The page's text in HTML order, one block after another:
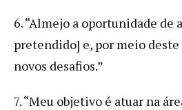
6. “Almejo a oportunidade de
pretendido] e, por meio deste
novos desafios.”
7. “Meu objetivo é atuar na